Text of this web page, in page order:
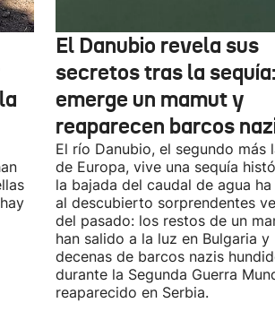
El Danubio revela sus
secretos tras la sequía:
emerge un mamut y
reaparecen barcos
El río Danubio, el segundo más
de Europa, vive una sequía
la bajada del caudal de agua
al descubierto sorprendentes
del pasado: los restos de un
han salido a la luz en Bulgaria y
decenas de barcos nazis
durante la Segunda Guerra
reaparecido en Serbia.